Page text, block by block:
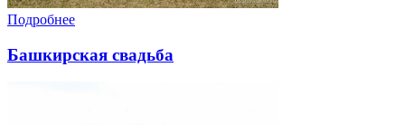
Подробнее
Башкирская свадьба